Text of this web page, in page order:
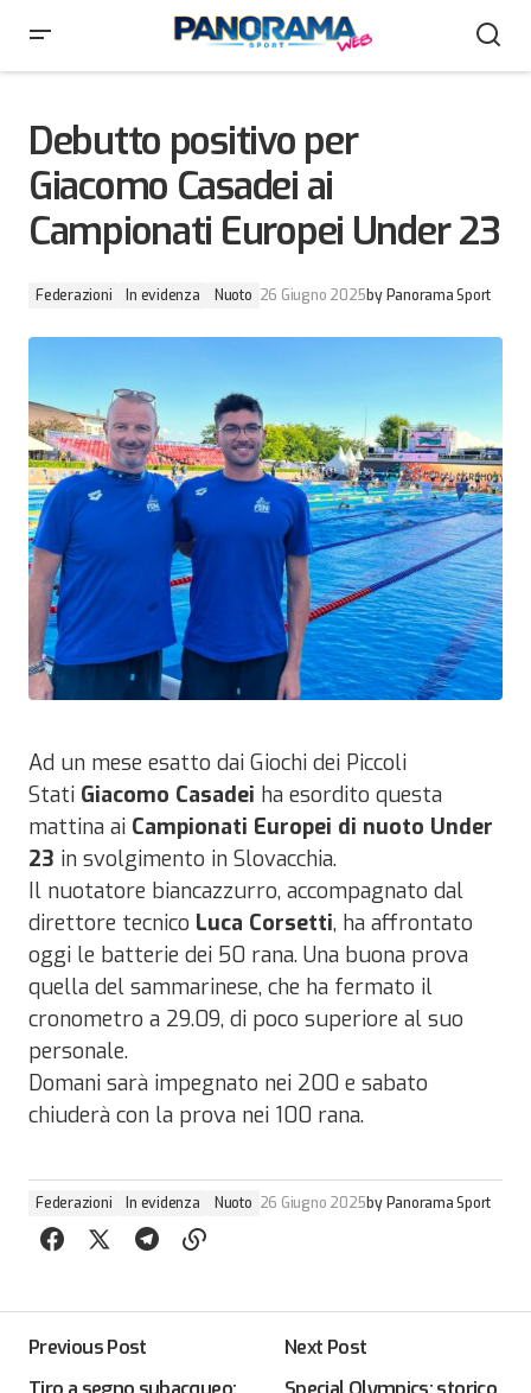
Debutto positivo per
Giacomo Casadei ai
Campionati Europei Under 23
Federazioni In evidenza Nuoto 26 Giugno 2025by Panorama Sport
Ad un mese esatto dai Giochi dei Piccoli
Stati Giacomo Casadei ha esordito questa
mattina ai Campionati Europei di nuoto Under
23 in svolgimento in Slovacchia.
Il nuotatore biancazzurro, accompagnato dal
direttore tecnico Luca Corsetti, ha affrontato
oggi le batterie dei 50 rana. Una buona prova
quella del sammarinese, che ha fermato il
cronometro a 29.09, di poco superiore al suo
personale.
Domani sarà impegnato nei 200 e sabato
chiuderà con la prova nei 100 rana.
Federazioni In evidenza Nuoto 26 Giugno 2025by Panorama Sport
Previous Post
Next Post